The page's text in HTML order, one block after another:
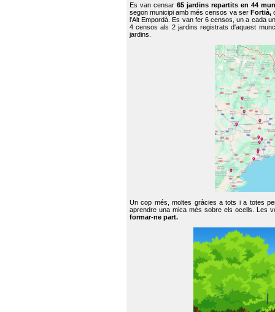
Es van censar65 jardins repartits en 44
segon municipi amb més censos va ser Fortià,
l'Alt Empordà. Es van fer 6 censos, un a cada
4 censos als 2 jardins registrats d'aquest
jardins.
Un cop més, moltes gràcies a tots i a totes
aprendre una mica més sobre els ocells. Les
formar-ne part.